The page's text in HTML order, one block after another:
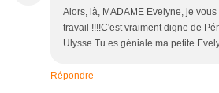
Alors, là, MADAME Evelyne, je
travail !!!!C'est vraiment digne de
Ulysse.Tu es géniale ma petite
Répondre